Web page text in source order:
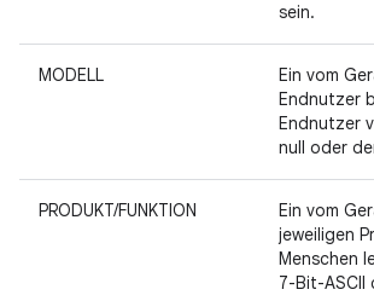
sein.
MODELL
Ein vom
Endnutzer
Endnutzer
null oder
PRODUKT/FUNKTION
Ein vom
jeweiligen
Menschen
7-Bit-